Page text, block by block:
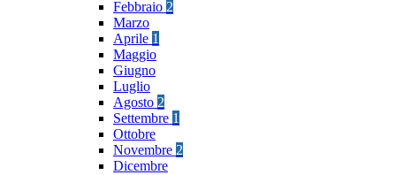
Febbraio 2
Marzo
Aprile 1
Maggio
Giugno
Luglio
Agosto 2
Settembre 1
Ottobre
Novembre 2
Dicembre